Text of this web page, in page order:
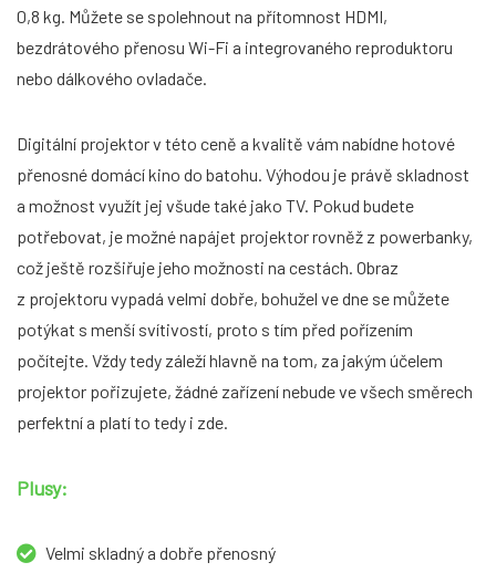
0,8 kg. Můžete se spolehnout na přítomnost HDMI,
bezdrátového přenosu Wi-Fi a integrovaného reproduktoru
nebo dálkového ovladače.
Digitální projektor v této ceně a kvalitě vám nabídne hotové
přenosné domácí kino do batohu. Výhodou je právě skladnost
a možnost využít jej všude také jako TV. Pokud budete
potřebovat, je možné napájet projektor rovněž z powerbanky,
což ještě rozšiřuje jeho možnosti na cestách. Obraz
z projektoru vypadá velmi dobře, bohužel ve dne se můžete
potýkat s menší svítivostí, proto s tím před pořízením
počítejte. Vždy tedy záleží hlavně na tom, za jakým účelem
projektor pořizujete, žádné zařízení nebude ve všech směrech
perfektní a platí to tedy i zde.
Plusy:
Velmi skladný a dobře přenosný